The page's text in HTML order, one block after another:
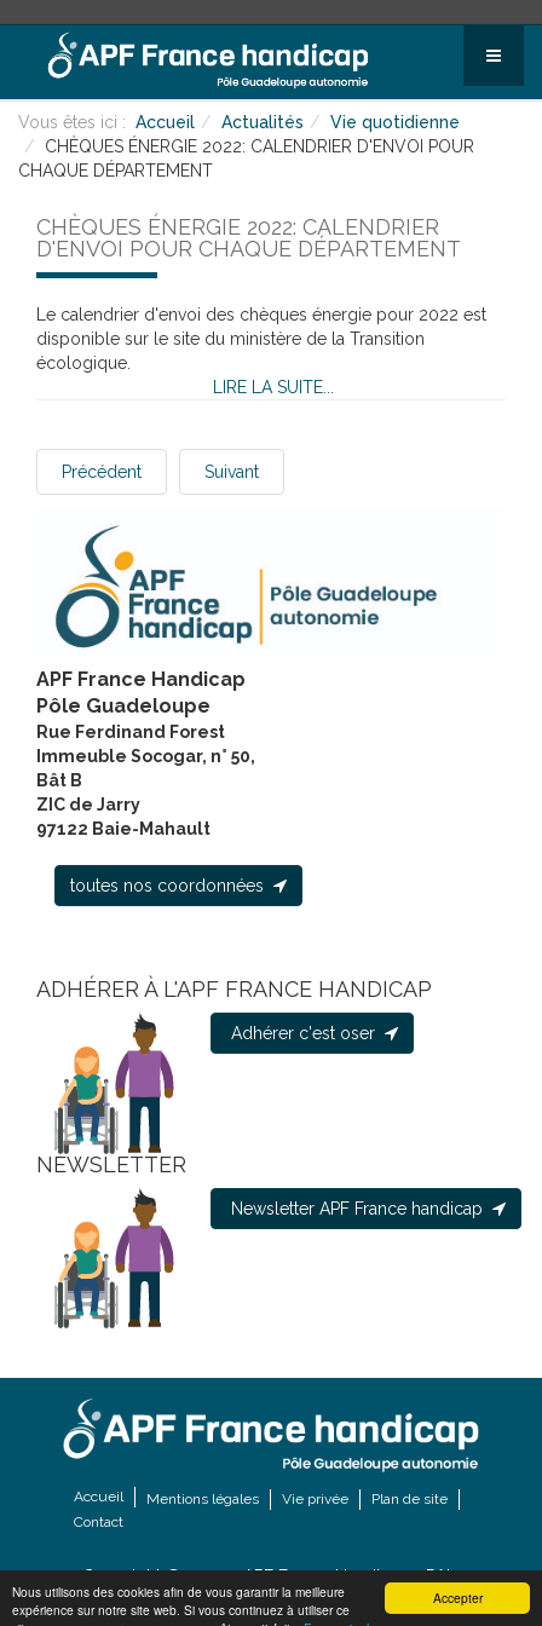
Accepter
Nous utilisons des cookies afin de vous garantir la meilleure
expérience sur notre site web. Si vous continuez à utiliser ce
Vous êtes ici : Accueil Actualités
Vie quotidienne
CHÈQUES ÉNERGIE 2022: CALENDRIER D'ENVOI POUR
CHAQUE DÉPARTEMENT
CHÈQUES ÉNERGIE 2022: CALENDRIER
D'ENVOI POUR CHAQUE DÉPARTEMENT
Le calendrier d'envoi des chèques énergie pour 2022 est
disponible sur le site du ministère de la Transition
écologique.
LIRE LA SUITE...
Précédent Suivant
APF France Handicap
Pôle Guadeloupe
Rue Ferdinand Forest
Immeuble Socogar, n° 50,
Bât B
ZIC de Jarry
97122 Baie-Mahault
toutes nos coordonnées
ADHÉRER À L'APF FRANCE HANDICAP
Adhérer c'est oser
NEWSLETTER
Newsletter APF France handicap
Accueil Mentions légales Vie privée
Plan de site
Contact
Copyright © 2022 - APF France Handicap - Pôle
Guadeloupe autonomie